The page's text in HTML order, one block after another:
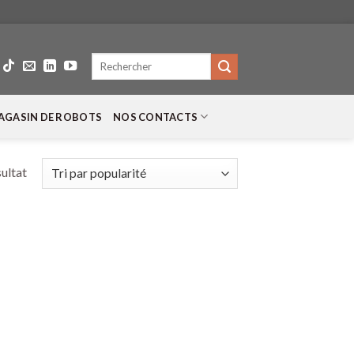
Recherche
DE ROBOTS NOS CONTACTS